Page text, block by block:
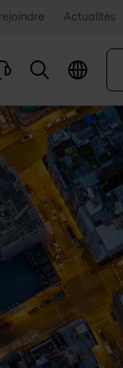
Actualités